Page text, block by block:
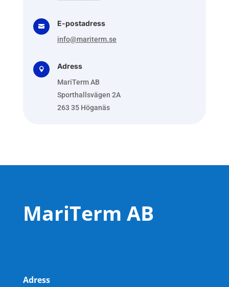
 E-postadress
info@mariterm.se
 Adress
MariTerm AB
Sporthallsvägen 2A
263 35 Höganäs
MariTerm AB
Adress